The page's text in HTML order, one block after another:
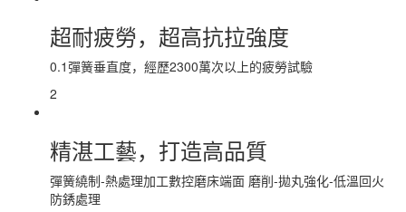
超耐疲勞，超高抗拉強度
0.1彈簧垂直度，經歷2300萬次以上的疲勞試驗
2
精湛工藝，打造高品質
彈簧繞制-熱處理加工數控磨床端面 磨削-拋丸強化-低溫回火
防銹處理